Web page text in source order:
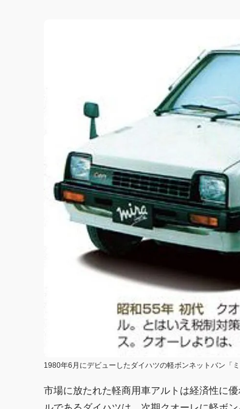
1980年6月にデビューしたダイハツの軽ボンネットバン「ミ
市場に放たれた軽商用車アルトは経済性に